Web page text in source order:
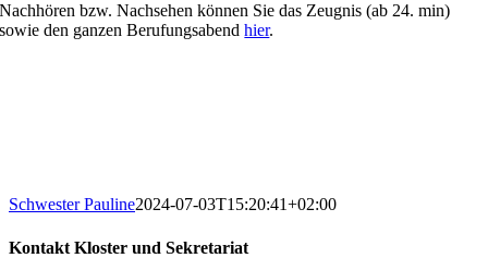
Nachhören bzw. Nachsehen können Sie das Zeugnis (ab 24. min)
sowie den ganzen Berufungsabendhier.
Schwester Pauline2024-07-03T15:20:41+02:00
Kontakt Kloster und Sekretariat